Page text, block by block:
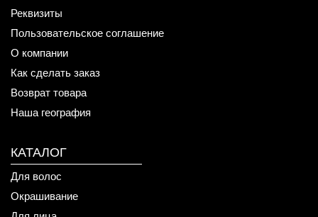
Реквизиты
Пользовательское соглашение
О компании
Как сделать заказ
Возврат товара
Наша география
КАТАЛОГ
Для волос
Окрашивание